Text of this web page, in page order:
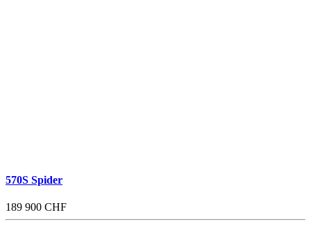
570S Spider
189 900 CHF